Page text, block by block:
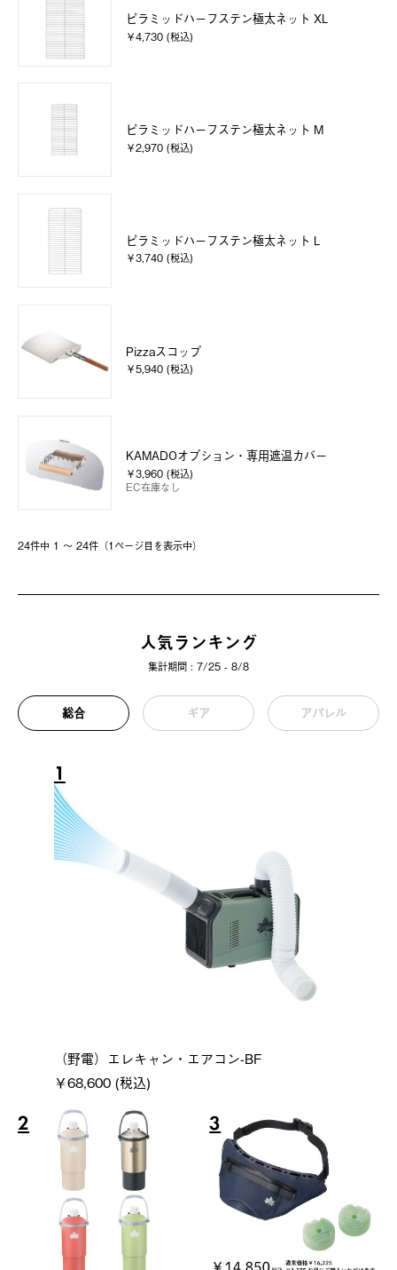
ピラミッドハーフステン極太ネット XL
￥4,730 (税込)
ピラミッドハーフステン極太ネット M
￥2,970 (税込)
ピラミッドハーフステン極太ネット L
￥3,740 (税込)
Pizzaスコップ
￥5,940 (税込)
KAMADOオプション・専用遮温カバー
￥3,960 (税込)
EC在庫なし
24件中 1 〜 24件（1ページ⽬を表⽰中）
人気ランキング
集計期間 : 7/25 - 8/8
総合 ギア アパレル
1
（野電）エレキャン・エアコン-BF
￥68,600 (税込)
2 3